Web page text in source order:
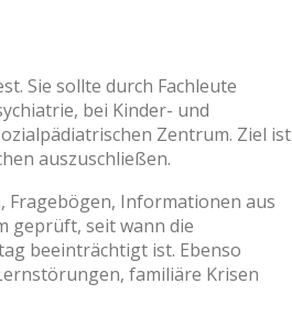
Sie sollte durch Fachleute
bei Kinder- und
Zentrum. Ziel ist
auszuschließen.
Fragebögen, Informationen aus
geprüft, seit wann die
beeinträchtigt ist. Ebenso
familiäre Krisen